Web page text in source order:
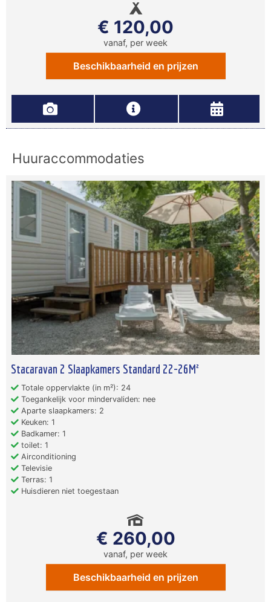
€ 120,00
vanaf, per week
Beschikbaarheid en prijzen
Huuraccommodaties
Stacaravan 2 Slaapkamers Standard 22-26M²
Totale oppervlakte (in m²): 24
Toegankelijk voor mindervaliden: nee
Aparte slaapkamers: 2
Keuken: 1
Badkamer: 1
toilet: 1
Airconditioning
Televisie
Terras: 1
Huisdieren niet toegestaan
€ 260,00
vanaf, per week
Beschikbaarheid en prijzen